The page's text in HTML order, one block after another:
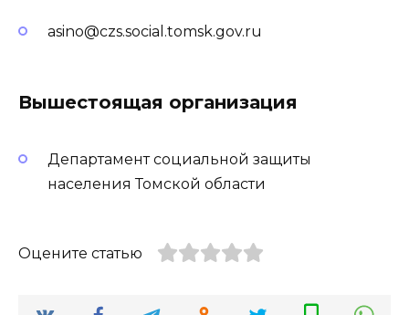
asino@czs.social.tomsk.gov.ru
Вышестоящая организация
Департамент социальной защиты
населения Томской области
Оцените статью